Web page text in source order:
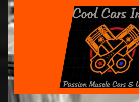
Skip
to
content